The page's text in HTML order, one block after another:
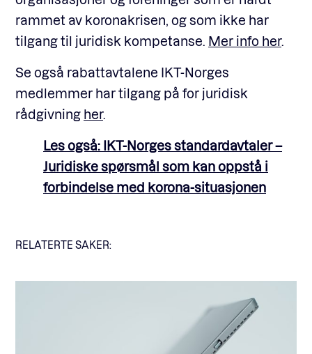
rammet av koronakrisen, og som ikke har
tilgang til juridisk kompetanse. Mer info her.
Se også rabattavtalene IKT-Norges
medlemmer har tilgang på for juridisk
rådgivning her.
Les også: IKT-Norges standardavtaler –
Juridiske spørsmål som kan oppstå i
forbindelse med korona-situasjonen
RELATERTE SAKER: